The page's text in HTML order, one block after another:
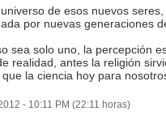
de esos nuevos seres,
por nuevas generaciones
sea solo uno, la percepción
realidad, antes la religión
la ciencia hoy para
- 10:11 PM (22:11 horas)